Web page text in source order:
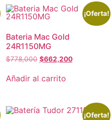
¡Oferta!
Bateria Mac Gold
24R1150MG
$778,000 $662,200
Añadir al carrito
¡Oferta!